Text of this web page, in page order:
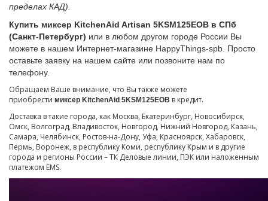
пределах КАД).
Купить миксер KitchenAid Artisan 5KSM125EOB в СПб
(Санкт-Петербург) или в любом другом городе России Вы
можете в нашем Интернет-магазине HappyThings-spb. Просто
оставьте заявку на нашем сайте или позвоните нам по
телефону.
Обращаем Ваше внимание, что Вы также можете
приобрести миксер KitchenAid 5KSM125EOB в кредит.
Доставка в такие города, как Москва, Екатеринбург, Новосибирск,
Омск, Волгоград, Владивосток, Новгород, Нижний Новгород, Казань,
Самара, Челябинск, Ростов-на-Дону, Уфа, Красноярск, Хабаровск,
Пермь, Воронеж, в республику Коми, республику Крым и в другие
города и регионы России – ТК Деловые линии, ПЭК или наложенным
платежом EMS.